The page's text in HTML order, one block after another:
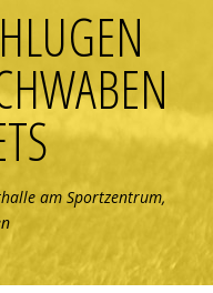
am Sportzentrum,